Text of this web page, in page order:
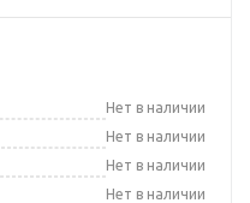
Нет в наличии
Нет в наличии
Нет в наличии
Нет в наличии